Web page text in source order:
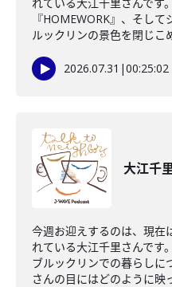
『HOMEWORK』、そし
ルックリンの景色を閉じこ
2026.07.31 |00:25:02
大江千
今週お迎えするのは、現在
れている大江千里さんです
ブルックリンでの暮らしに
さんの目にはどのように映